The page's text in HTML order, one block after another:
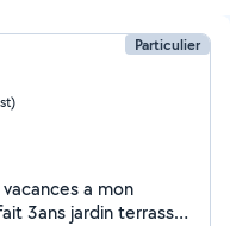
Particulier
a mon
3ans jardin terrasse